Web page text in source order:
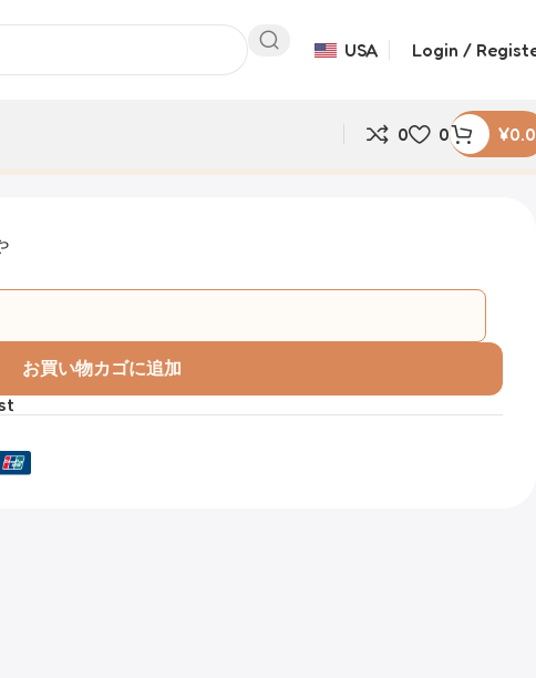
USA Login /
0 0 ¥
お買い物カゴに追加